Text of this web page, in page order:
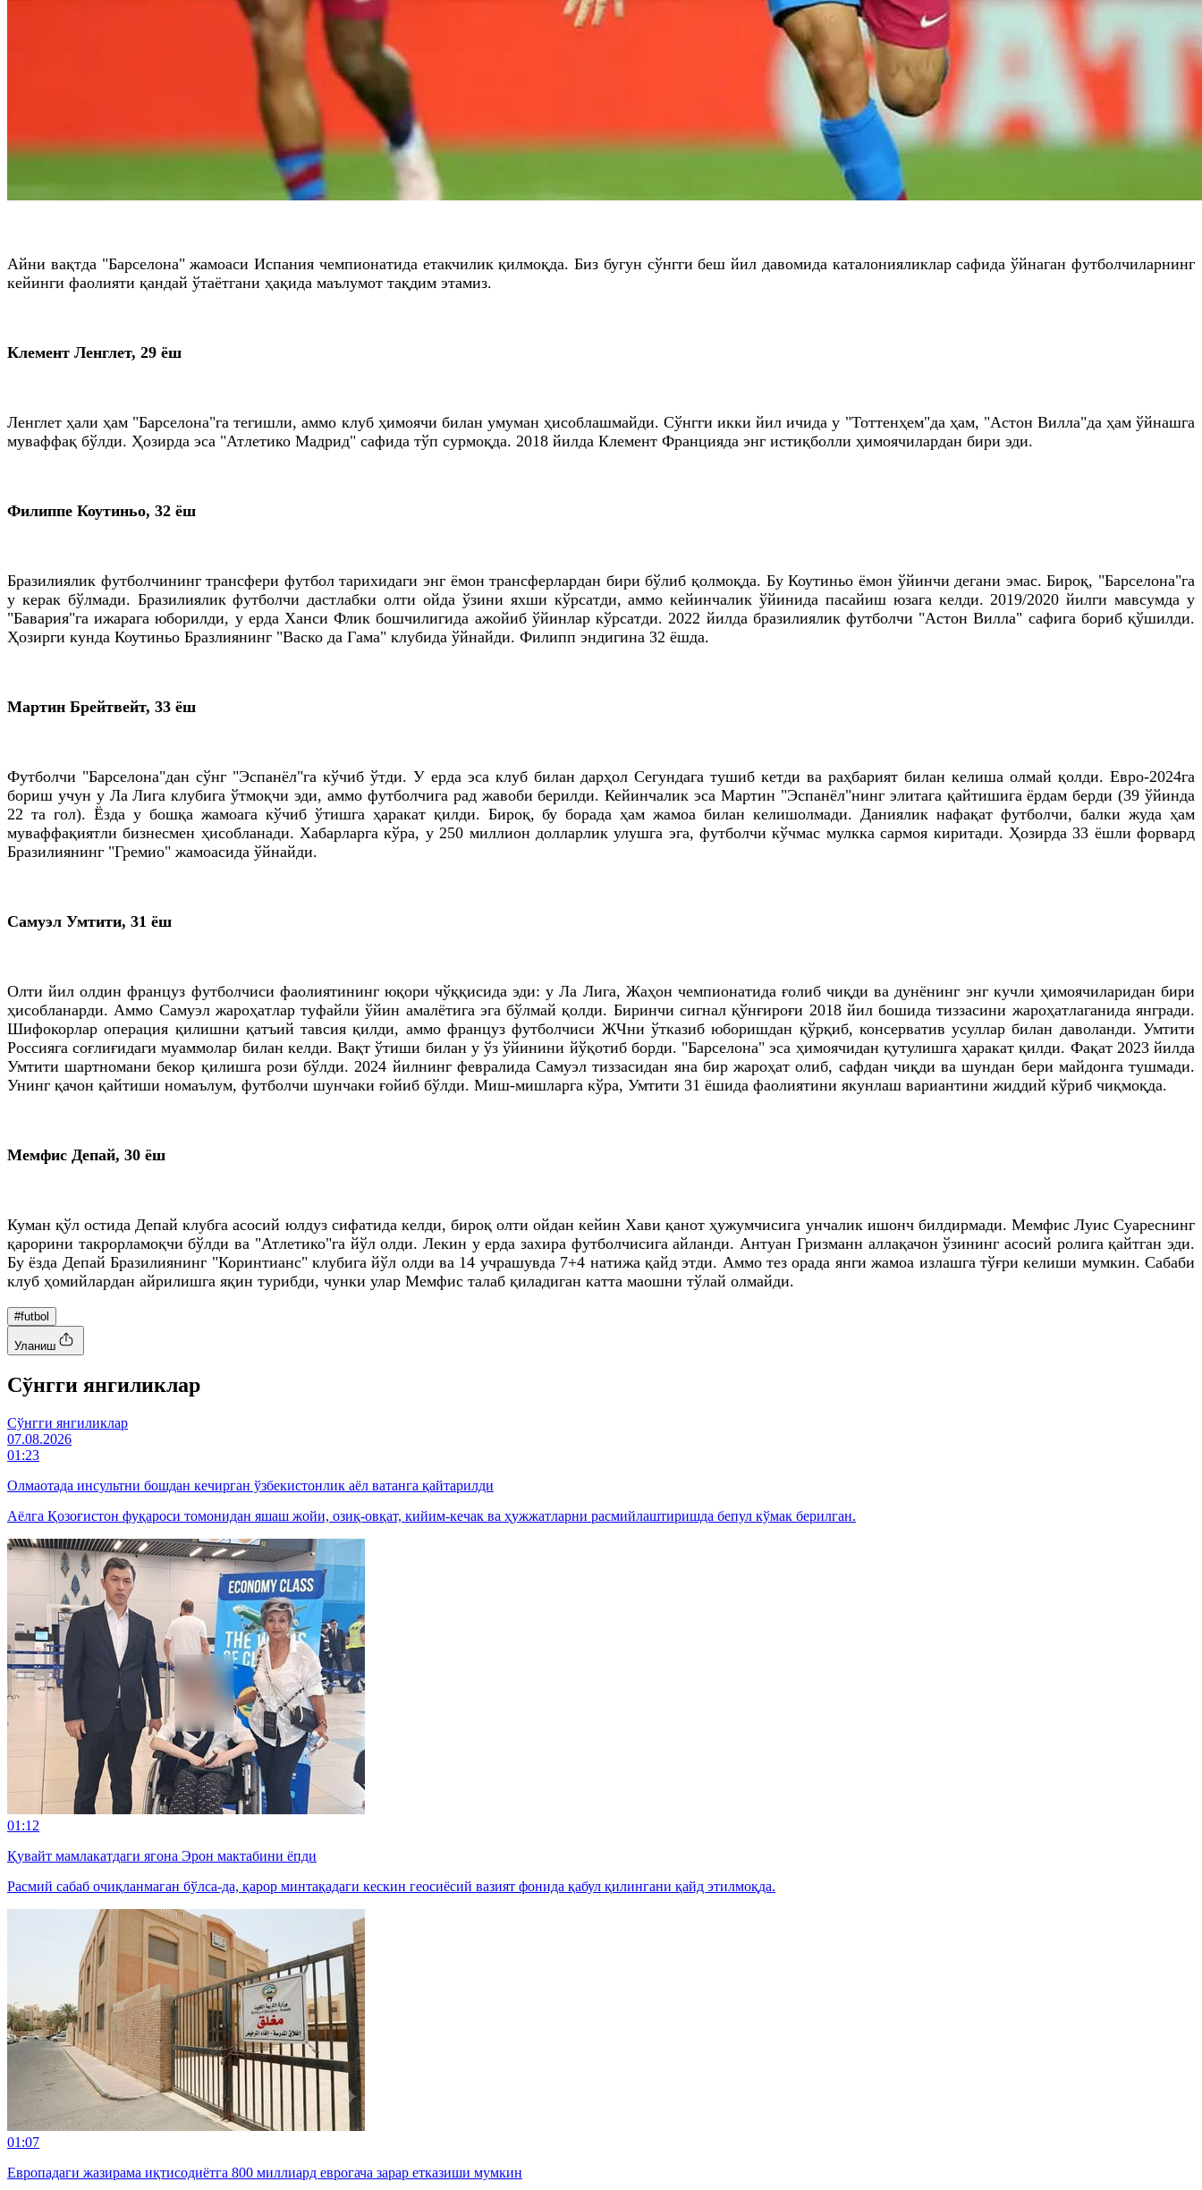
Айни вақтда "Барселона" жамоаси Испания чемпионатида етакчилик қилмоқда. Биз бугун сўнгги беш йил давомида каталонияликлар сафида ўйнаган футболчиларнинг
кейинги фаолияти қандай ўтаётгани ҳақида маълумот тақдим этамиз.
Клемент Ленглет, 29 ёш
Ленглет ҳали ҳам "Барселона"га тегишли, аммо клуб ҳимоячи билан умуман ҳисоблашмайди. Сўнгги икки йил ичида у "Тоттенҳем"да ҳам, "Астон Вилла"да ҳам ўйнашга
муваффақ бўлди. Ҳозирда эса "Атлетико Мадрид" сафида тўп сурмоқда. 2018 йилда Клемент Францияда энг истиқболли ҳимоячилардан бири эди.
Филиппе Коутиньо, 32 ёш
Бразилиялик футболчининг трансфери футбол тарихидаги энг ёмон трансферлардан бири бўлиб қолмоқда. Бу Коутиньо ёмон ўйинчи дегани эмас. Бироқ, "Барселона"га
у керак бўлмади. Бразилиялик футболчи дастлабки олти ойда ўзини яхши кўрсатди, аммо кейинчалик ўйинида пасайиш юзага келди. 2019/2020 йилги мавсумда у
"Бавария"га ижарага юборилди, у ерда Ханси Флик бошчилигида ажойиб ўйинлар кўрсатди. 2022 йилда бразилиялик футболчи "Астон Вилла" сафига бориб қўшилди.
Ҳозирги кунда Коутиньо Бразлиянинг "Васко да Гама" клубида ўйнайди. Филипп эндигина 32 ёшда.
Мартин Брейтвейт, 33 ёш
Футболчи "Барселона"дан сўнг "Эспанёл"га кўчиб ўтди. У ерда эса клуб билан дарҳол Сегундага тушиб кетди ва раҳбарият билан келиша олмай қолди. Евро-2024га
бориш учун у Ла Лига клубига ўтмоқчи эди, аммо футболчига рад жавоби берилди. Кейинчалик эса Мартин "Эспанёл"нинг элитага қайтишига ёрдам берди (39 ўйинда
22 та гол). Ёзда у бошқа жамоага кўчиб ўтишга ҳаракат қилди. Бироқ, бу борада ҳам жамоа билан келишолмади. Даниялик нафақат футболчи, балки жуда ҳам
муваффақиятли бизнесмен ҳисобланади. Хабарларга кўра, у 250 миллион долларлик улушга эга, футболчи кўчмас мулкка сармоя киритади. Ҳозирда 33 ёшли форвард
Бразилиянинг "Гремио" жамоасида ўйнайди.
Самуэл Умтити, 31 ёш
Олти йил олдин француз футболчиси фаолиятининг юқори чўққисида эди: у Ла Лига, Жаҳон чемпионатида ғолиб чиқди ва дунёнинг энг кучли ҳимоячиларидан бири
ҳисобланарди. Аммо Самуэл жароҳатлар туфайли ўйин амалётига эга бўлмай қолди. Биринчи сигнал қўнғироғи 2018 йил бошида тиззасини жароҳатлаганида янгради.
Шифокорлар операция қилишни қатъий тавсия қилди, аммо француз футболчиси ЖЧни ўтказиб юборишдан қўрқиб, консерватив усуллар билан даволанди. Умтити
Россияга соғлиғидаги муаммолар билан келди. Вақт ўтиши билан у ўз ўйинини йўқотиб борди. "Барселона" эса ҳимоячидан қутулишга ҳаракат қилди. Фақат 2023 йилда
Умтити шартномани бекор қилишга рози бўлди. 2024 йилнинг февралида Самуэл тиззасидан яна бир жароҳат олиб, сафдан чиқди ва шундан бери майдонга тушмади.
Унинг қачон қайтиши номаълум, футболчи шунчаки ғойиб бўлди. Миш-мишларга кўра, Умтити 31 ёшида фаолиятини якунлаш вариантини жиддий кўриб чиқмоқда.
Мемфис Депай, 30 ёш
Куман қўл остида Депай клубга асосий юлдуз сифатида келди, бироқ олти ойдан кейин Хави қанот ҳужумчисига унчалик ишонч билдирмади. Мемфис Луис Суареснинг
қарорини такрорламоқчи бўлди ва "Атлетико"га йўл олди. Лекин у ерда захира футболчисига айланди. Антуан Гризманн аллақачон ўзининг асосий ролига қайтган эди.
Бу ёзда Депай Бразилиянинг "Коринтианс" клубига йўл олди ва 14 учрашувда 7+4 натижа қайд этди. Аммо тез орада янги жамоа излашга тўғри келиши мумкин. Сабаби
клуб ҳомийлардан айрилишга яқин турибди, чунки улар Мемфис талаб қиладиган катта маошни тўлай олмайди.
#futbol
Уланиш
Cўнгги янгиликлар
Cўнгги янгиликлар
07.08.2026
01:23
Олмаотада инсультни бошдан кечирган ўзбекистонлик аёл ватанга қайтарилди
Аёлга Қозоғистон фуқароси томонидан яшаш жойи, озиқ-овқат, кийим-кечак ва ҳужжатларни расмийлаштиришда бепул кўмак берилган.
01:12
Қувайт мамлакатдаги ягона Эрон мактабини ёпди
Расмий сабаб очиқланмаган бўлса-да, қарор минтақадаги кескин геосиёсий вазият фонида қабул қилингани қайд этилмоқда.
01:07
Европадаги жазирама иқтисодиётга 800 миллиард еврогача зарар етказиши мумкин